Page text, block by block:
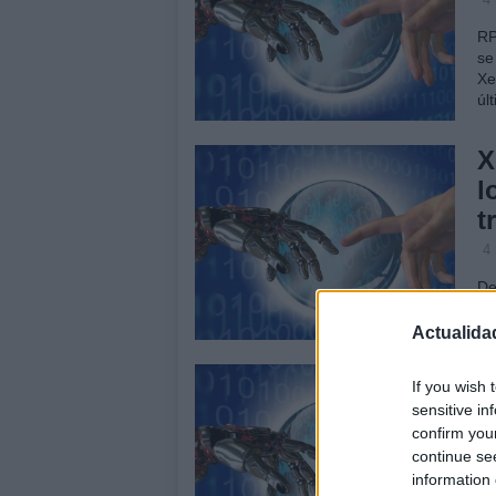
If you wish
sensitive
confirm
continue
information
4
3